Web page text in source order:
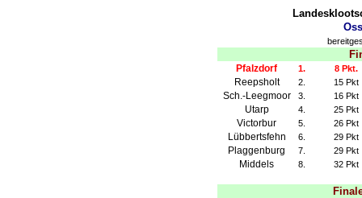
Pfalzdorf 1. 8 Pkt.
Reepsholt 2. 15 Pkt
Sch.-Leegmoor 3. 16 Pkt
Utarp 4. 25 Pkt
Victorbur 5. 26 Pkt
Lübbertsfehn 6. 29 Pkt
Plaggenburg 7. 29 Pkt
Middels 8. 32 Pkt